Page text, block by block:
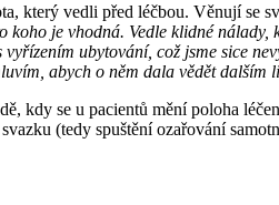
vedli před léčbou. Věnují se
je vhodná. Vedle klidné
ubytování, což jsme sice
abych o něm dala vědět
kdy se u pacientů mění poloha
(tedy spuštění ozařování